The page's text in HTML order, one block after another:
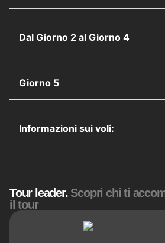
Dal Giorno 2 al Giorno 4
Giorno 5
Informazioni sui voli:
Tour leader. Scopri chi ti
il tour